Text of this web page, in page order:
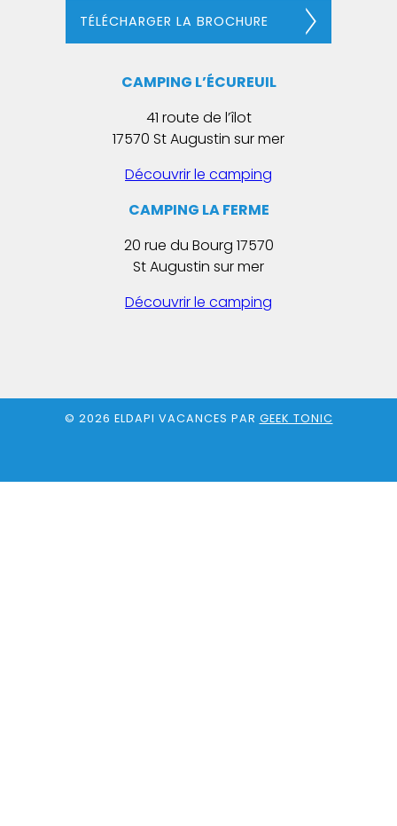
TÉLÉCHARGER LA BROCHURE
CAMPING L’ÉCUREUIL
41 route de l’îlot
17570 St Augustin sur mer
Découvrir le camping
CAMPING LA FERME
20 rue du Bourg 17570
St Augustin sur mer
Découvrir le camping
© 2026 ELDAPI VACANCES PAR GEEK TONIC